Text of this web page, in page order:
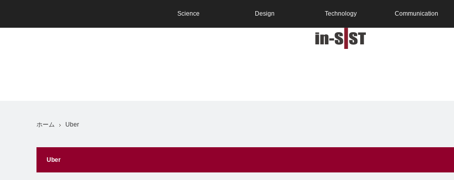
Science Design Technology Communication
ホーム Uber
Uber